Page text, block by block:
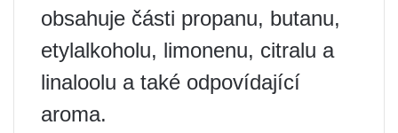
obsahuje části propanu, butanu,
etylalkoholu, limonenu, citralu a
linaloolu a také odpovídající
aroma.